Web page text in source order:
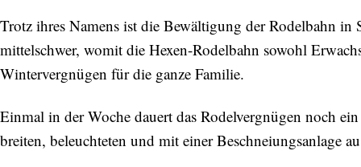
Trotz ihres Namens ist die Bewältigung der Rodelbahn
mittelschwer, womit die Hexen-Rodelbahn sowohl
Wintervergnügen für die ganze Familie.
Einmal in der Woche dauert das Rodelvergnügen noch
breiten, beleuchteten und mit einer Beschneiungsanlage